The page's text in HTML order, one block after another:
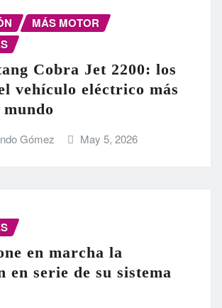
MÁS MOTOR
Cobra Jet 2200: los
vehículo eléctrico más
Gómez May 5, 2026
en marcha la
en serie de su sistema